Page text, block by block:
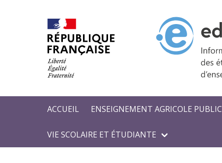
ACCUEIL ENSEIGNEMENT AGRICOLE PUBLIC
VIE SCOLAIRE ET ÉTUDIANTE